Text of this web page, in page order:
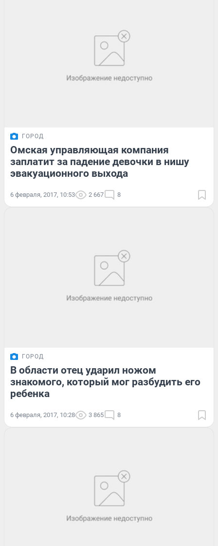
ГОРОД
Омская управляющая компания
заплатит за падение девочки в нишу
эвакуационного выхода
6 февраля, 2017, 10:53 2 667 8
ГОРОД
В области отец ударил ножом
знакомого, который мог разбудить его
ребенка
6 февраля, 2017, 10:28 3 865 8